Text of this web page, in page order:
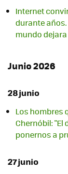
Internet
durante
mundo
Junio 2026
28 junio
Los hombres
Chernóbil:
ponernos a
27 junio